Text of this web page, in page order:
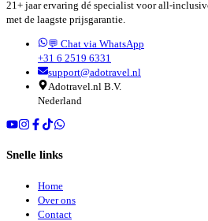
21+ jaar ervaring dé specialist voor all-
met de laagste prijsgarantie.
💬 Chat via WhatsApp
+31 6 2519 6331
support@adotravel.nl
Adotravel.nl B.V.
Nederland
Snelle links
Home
Over ons
Contact